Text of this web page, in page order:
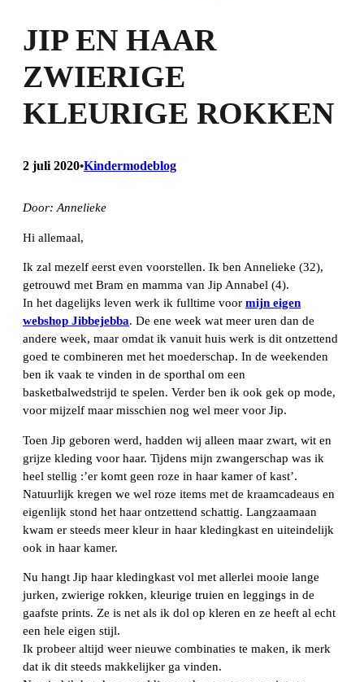
JIP EN HAAR
ZWIERIGE
KLEURIGE ROKKEN
2 juli 2020•Kindermodeblog
Door: Annelieke
Hi allemaal,
Ik zal mezelf eerst even voorstellen. Ik ben Annelieke (32),
getrouwd met Bram en mamma van Jip Annabel (4).
In het dagelijks leven werk ik fulltime voor mijn eigen
webshop Jibbejebba. De ene week wat meer uren dan de
andere week, maar omdat ik vanuit huis werk is dit ontzettend
goed te combineren met het moederschap. In de weekenden
ben ik vaak te vinden in de sporthal om een
basketbalwedstrijd te spelen. Verder ben ik ook gek op mode,
voor mijzelf maar misschien nog wel meer voor Jip.
Toen Jip geboren werd, hadden wij alleen maar zwart, wit en
grijze kleding voor haar. Tijdens mijn zwangerschap was ik
heel stellig :’er komt geen roze in haar kamer of kast’.
Natuurlijk kregen we wel roze items met de kraamcadeaus en
eigenlijk stond het haar ontzettend schattig. Langzaamaan
kwam er steeds meer kleur in haar kledingkast en uiteindelijk
ook in haar kamer.
Nu hangt Jip haar kledingkast vol met allerlei mooie lange
jurken, zwierige rokken, kleurige truien en leggings in de
gaafste prints. Ze is net als ik dol op kleren en ze heeft al echt
een hele eigen stijl.
Ik probeer altijd weer nieuwe combinaties te maken, ik merk
dat ik dit steeds makkelijker ga vinden.